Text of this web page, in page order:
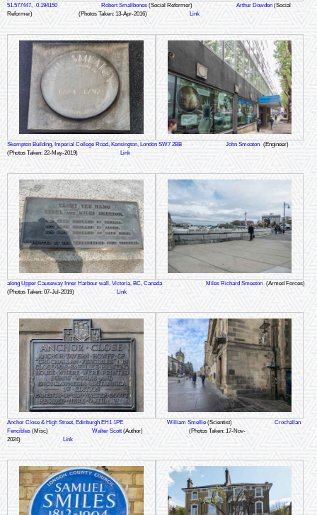
51.577447, -0.194150 Robert Smallbones (Social Reformer) Arthur Dowden (Social
Reformer)
(Photos Taken: 13-Apr-2016) Link
Skempton Building, Imperial College Road, Kensington, London SW7 2BB John Smeaton (Engineer)
(Photos Taken: 22-May-2019)
Link
along Upper Causeway Inner Harbour wall, Victoria, BC, Canada Miles Richard Smeeton (Armed Forces)
(Photos Taken: 07-Jul-2019)
Link
Anchor Close & High Street, Edinburgh EH1 1PE William Smellie (Scientist)
Crochallan
Fencibles (Misc) Walter Scott(Author)
(Photos Taken: 17-Nov-
2024)
Link